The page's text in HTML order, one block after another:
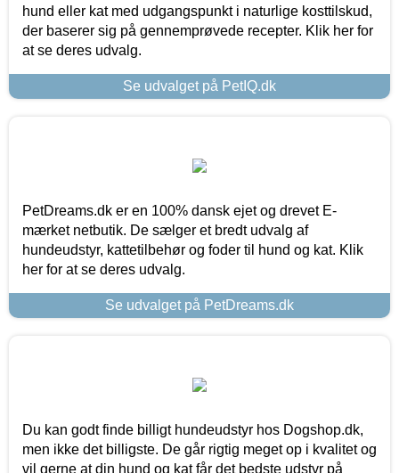
hund eller kat med udgangspunkt i naturlige kosttilskud,
der baserer sig på gennemprøvede recepter. Klik her for
at se deres udvalg.
Se udvalget på PetIQ.dk
PetDreams.dk er en 100% dansk ejet og drevet E-
mærket netbutik. De sælger et bredt udvalg af
hundeudstyr, kattetilbehør og foder til hund og kat. Klik
her for at se deres udvalg.
Se udvalget på PetDreams.dk
Du kan godt finde billigt hundeudstyr hos Dogshop.dk,
men ikke det billigste. De går rigtig meget op i kvalitet og
vil gerne at din hund og kat får det bedste udstyr på